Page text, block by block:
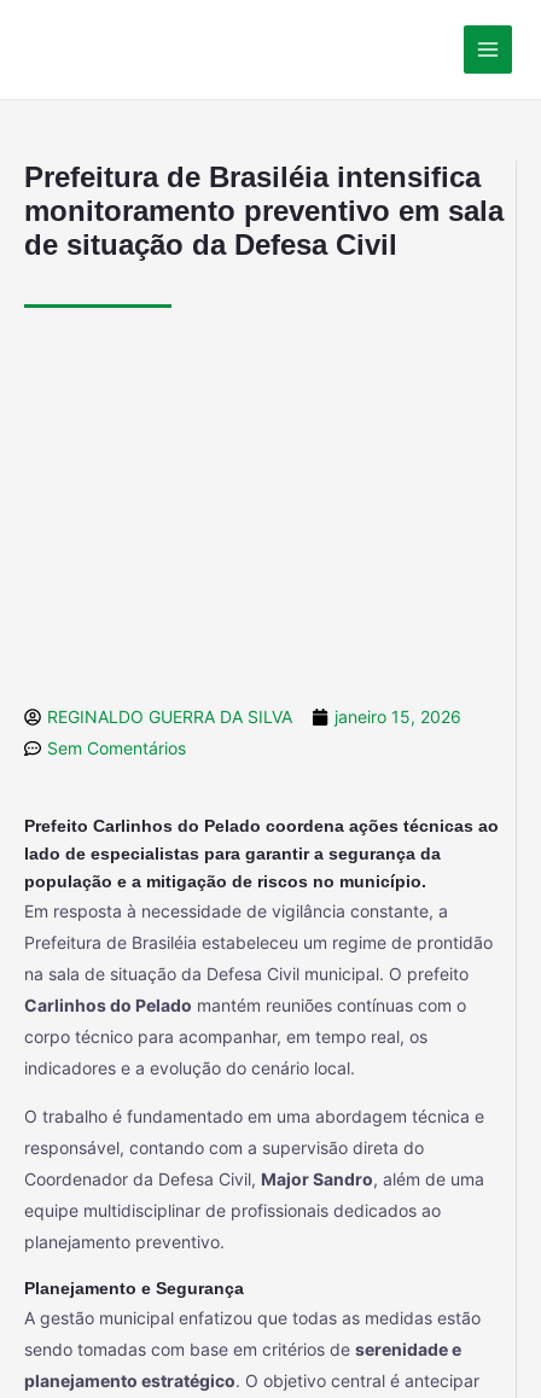
Prefeitura de Brasiléia intensifica
monitoramento preventivo em sala
de situação da Defesa Civil
REGINALDO GUERRA DA SILVA
janeiro 15, 2026
Sem Comentários
Prefeito Carlinhos do Pelado coordena ações técnicas ao
lado de especialistas para garantir a segurança da
população e a mitigação de riscos no município.
Em resposta à necessidade de vigilância constante, a
Prefeitura de Brasiléia estabeleceu um regime de prontidão
na sala de situação da Defesa Civil municipal. O prefeito
Carlinhos do Pelado mantém reuniões contínuas com o
corpo técnico para acompanhar, em tempo real, os
indicadores e a evolução do cenário local.
O trabalho é fundamentado em uma abordagem técnica e
responsável, contando com a supervisão direta do
Coordenador da Defesa Civil, Major Sandro, além de uma
equipe multidisciplinar de profissionais dedicados ao
planejamento preventivo.
Planejamento e Segurança
A gestão municipal enfatizou que todas as medidas estão
sendo tomadas com base em critérios de serenidade e
planejamento estratégico. O objetivo central é antecipar